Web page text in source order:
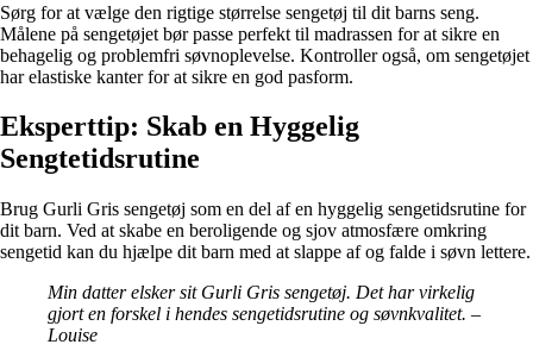
Sørg for at vælge den rigtige størrelse sengetøj til dit barns seng.
Målene på sengetøjet bør passe perfekt til madrassen for at sikre en
behagelig og problemfri søvnoplevelse. Kontroller også, om sengetøjet
har elastiske kanter for at sikre en god pasform.
Eksperttip: Skab en Hyggelig
Sengtetidsrutine
Brug Gurli Gris sengetøj som en del af en hyggelig sengetidsrutine for
dit barn. Ved at skabe en beroligende og sjov atmosfære omkring
sengetid kan du hjælpe dit barn med at slappe af og falde i søvn lettere.
Min datter elsker sit Gurli Gris sengetøj. Det har virkelig
gjort en forskel i hendes sengetidsrutine og søvnkvalitet. –
Louise